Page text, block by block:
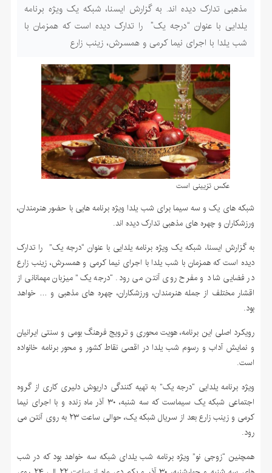
مذهبی تدارک دیده اند. به گزارش ایسنا، شبکه یک ویژه برنامه
یلدایی با عنوان “درجه یک” را تدارک دیده است که همزمان با
شب یلدا با اجرای نیما کرمی و همسرش، زینب زارع
عکس تزیینی است
شبکه های یک و سه سیما برای شب یلدا ویژه برنامه هایی با حضور هنرمندان،
ورزشکاران و چهره های مذهبی تدارک دیده اند.
به گزارش ایسنا، شبکه یک ویژه برنامه یلدایی با عنوان “درجه یک” را تدارک
دیده است که همزمان با شب یلدا با اجرای نیما کرمی و همسرش، زینب زارع
در فضایی شاد و مفرح روی آنتن می رود. “درجه یک” میزبان مهمانانی از
اقشار مختلف از جمله هنرمندان، ورزشکاران، چهره های مذهبی و … خواهد
بود.
رویکرد اصلی این برنامه، هویت محوری و ترویج فرهنگ بومی و سنتی ایرانیان
و نمایش آداب و رسوم شب یلدا در اقصی نقاط کشور و محور برنامه خانواده
است.
ویژه برنامه یلدایی “درجه یک” به تهیه کنندگی داریوش دلیری کاری از گروه
اجتماعی شبکه یک سیماست که سه شنبه، ۳۰ آذر ماه زنده و با اجرای نیما
کرمی و زینب زارع بعد از سریال شبکه یک، حوالی ساعت ۲۳ به روی آنتن می
رود.
همچنین “زوجی نو” ویژه‌ برنامه‌ شب یلدای شبکه سه خواهد بود که در شب